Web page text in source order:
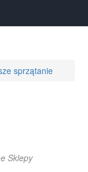
sprzątanie
Sklepy